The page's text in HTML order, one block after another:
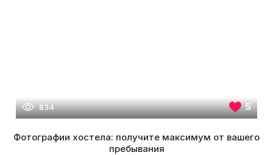
834 5
Фотографии хостела: получите максимум от вашего
пребывания